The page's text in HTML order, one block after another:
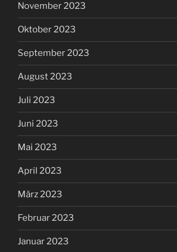
November 2023
Oktober 2023
September 2023
August 2023
Juli 2023
Juni 2023
Mai 2023
April 2023
März 2023
Februar 2023
Januar 2023